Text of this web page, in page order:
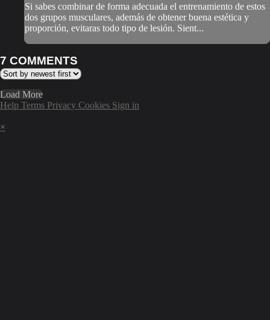
Si sabes combinar de forma adecuada el entrenamiento de estos
dos grupos musculares, además de obtener buena estética y
proporción, evitaras todo tipo de lesión. Sient...
7 COMMENTS
Load More
Help Terms Privacy Cookies Sign in
×